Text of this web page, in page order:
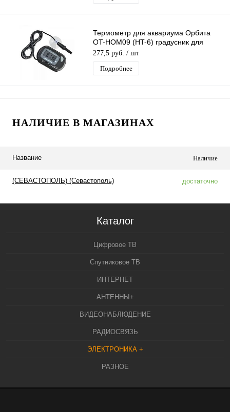
Термометр для аквариума Орбита
OT-HOM09 (HT-6) градусник для
аквариума, водонепроницаемый
датчик
277,5 руб. / шт
Подробнее
НАЛИЧИЕ В МАГАЗИНАХ
Название Наличие
(СЕВАСТОПОЛЬ) (Севастополь) достаточно
Каталог
Цифровое ТВ
Спутниковое ТВ
ИНТЕРНЕТ
АНТЕННЫ+
ВИДЕОНАБЛЮДЕНИЕ
РАДИОСВЯЗЬ
ЭЛЕКТРОНИКА +
РАЗНОЕ